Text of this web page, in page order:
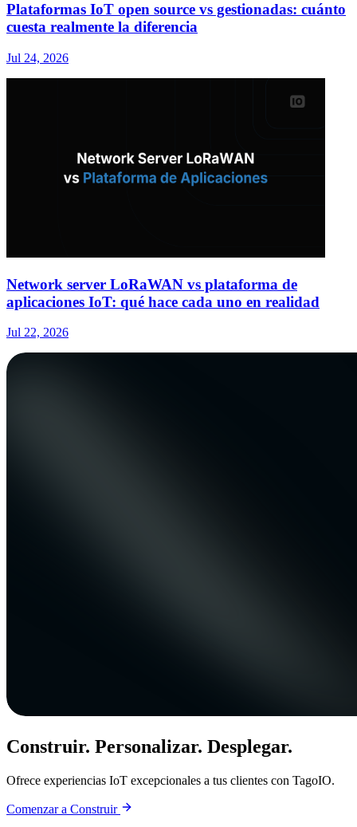
Plataformas IoT open source vs gestionadas: cuánto
cuesta realmente la diferencia
Jul 24, 2026
Network server LoRaWAN vs plataforma de
aplicaciones IoT: qué hace cada uno en realidad
Jul 22, 2026
Construir. Personalizar. Desplegar.
Ofrece experiencias IoT excepcionales a tus clientes con TagoIO.
Comenzar a Construir